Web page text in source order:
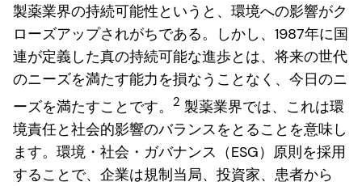
製薬業界の持続可能性というと、環境への影響がク
ローズアップされがちである。しかし、1987年に国
連が定義した真の持続可能な進歩とは、将来の世代
のニーズを満たす能力を損なうことなく、今日のニ
ーズを満たすことです。
2 製薬業界では、これは環
境責任と社会的影響のバランスをとることを意味し
ます。環境・社会・ガバナンス（ESG）原則を採用
することで、企業は規制当局、投資家、患者から